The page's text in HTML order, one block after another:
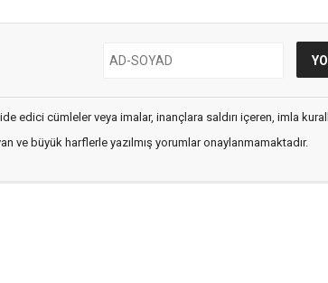
edici cümleler veya imalar, inançlara saldırı içeren, imla
ve büyük harflerle yazılmış yorumlar onaylanmamaktadır.